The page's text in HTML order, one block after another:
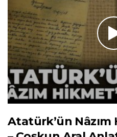
Atatürk’ün Nâzım